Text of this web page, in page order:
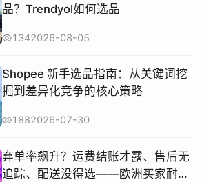
品？Trendyol如何选品
1342026-08-05
Shopee 新手选品指南：从关键词挖
掘到差异化竞争的核心策略
1882026-07-30
弃单率飙升？运费结账才露、售后无
追踪、配送没得选——欧洲买家耐心